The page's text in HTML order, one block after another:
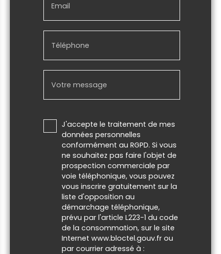
Email
Téléphone
Votre message
J'accepte le traitement de mes
données personnelles
conformément au RGPD. Si vous
ne souhaitez pas faire l'objet de
prospection commerciale par
voie téléphonique, vous pouvez
vous inscrire gratuitement sur la
liste d'opposition au
démarchage téléphonique,
prévu par l'article L223-1 du code
de la consommation, sur le site
Internet www.bloctel.gouv.fr ou
par courrier adressé à :